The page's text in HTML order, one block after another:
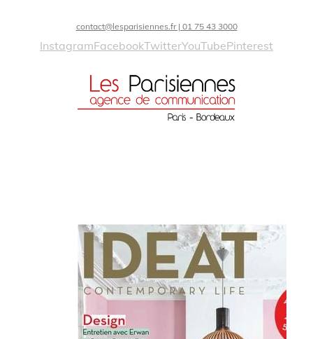
contact@lesparisiennes.fr | 01 75 43 3000
InstagramFacebookTwitterYouTubePinterest